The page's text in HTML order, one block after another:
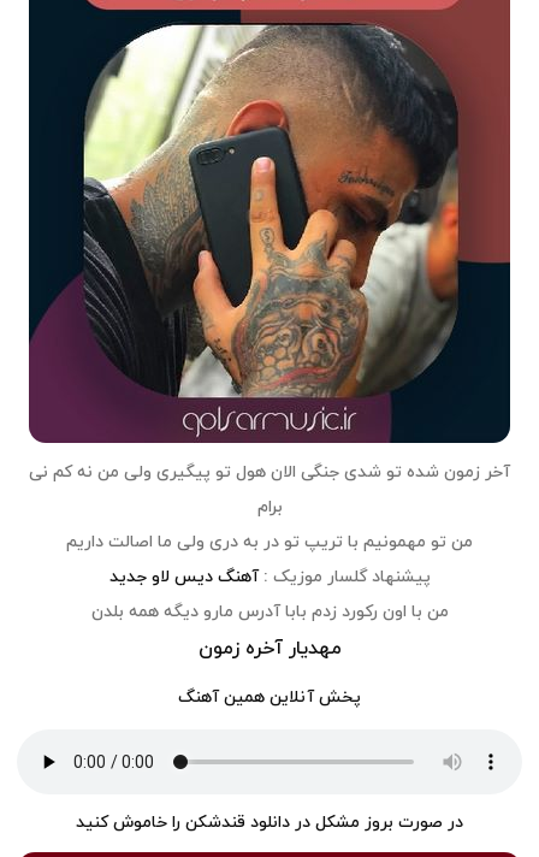
آخر زمون شده تو شدی جنگی الان هول تو پیگیری ولی من نه کم نی
برام
من تو مهمونیم با تریپ تو در به دری ولی ما اصالت داریم
پیشنهاد گلسار موزیک :آهنگ دیس لاو جدید
من با اون رکورد زدم بابا آدرس مارو دیگه همه بلدن
مهدیار آخره زمون
پخش آنلاین همین آهنگ
در صورت بروز مشکل در دانلود قندشکن را خاموش کنید